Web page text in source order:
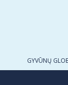
GYVŪNŲ